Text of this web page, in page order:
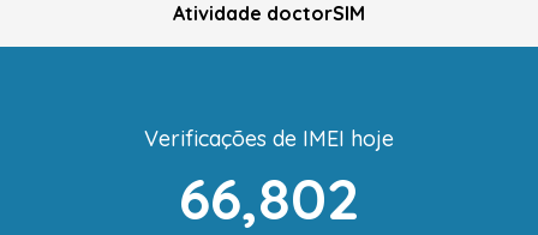
Atividade doctorSIM
Verificações de IMEI hoje
66,802